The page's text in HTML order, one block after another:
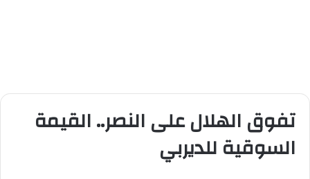
تفوق الهلال على النصر.. القيمة
السوقية للديربي